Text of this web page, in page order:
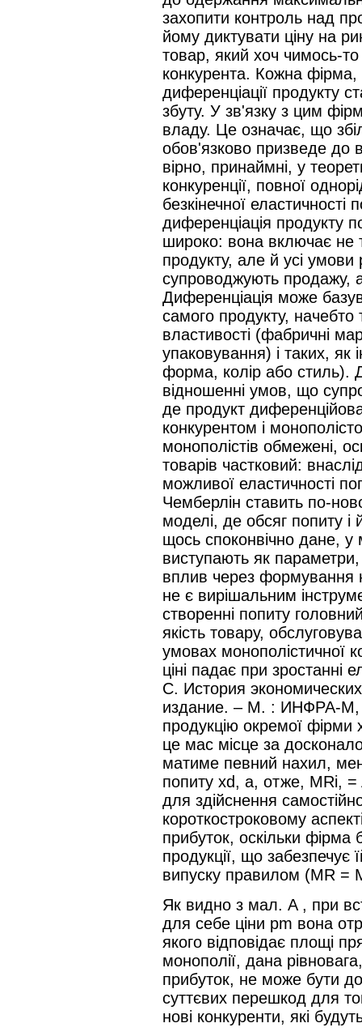
захопити контроль над
йому диктувати ціну на
товар, який хоч чимось-то
конкурента. Кожна фірма,
диференціації продукту
збуту. У зв'язку з цим
владу. Це означає, що
обов'язково призведе до
вірно, принаймні, у
конкуренції, повної
безкінечної еластичності
диференціація продукту
широко: вона включає не
продукту, але й усі умови
супроводжують продажу,
Диференціація може
самого продукту, начебто
властивості (фабричні
упаковування) і таких, як
форма, колір або стиль).
відношенні умов, що
де продукт
конкурентом і
монополістів обмежені,
товарів частковий:
можливої еластичності
Чемберлін ставить по-
моделі, де обсяг попиту і
щось споконвічно дане, у
виступають як
вплив через формування
не є вирішальним
створенні попиту
якість товару,
умовах монополістичної
ціні падає при зростанні
С. История
издание. – М. : ИНФРА-М,
продукцію окремої фірми
це мас місце за
матиме певний нахил,
попиту хd, а, отже, МRi, =
для здійснення
короткостроковому
прибуток, оскільки фірма
продукції, що забезпечує
випуску правилом (МR =
Як видно з мал. A , при
для себе ціни pm вона
якого відповідає площі
монополії, дана
прибуток, не може бути
суттєвих перешкод для
нові конкуренти, які